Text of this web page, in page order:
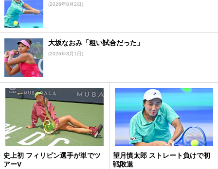
(2026年8月2日)
大坂なおみ「粗い試合だった」
(2026年8月1日)
史上初 フィリピン選手が単でツ
アーV
望月慎太郎 ストレート負けで初
戦敗退